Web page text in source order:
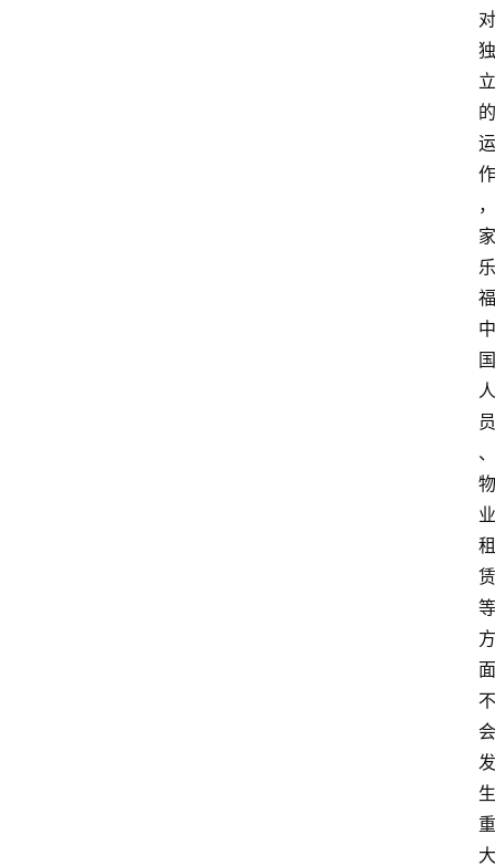
对
独
立
的
运
作
，
家
乐
福
中
国
人
员
、
物
业
租
赁
等
方
面
不
会
发
生
重
大